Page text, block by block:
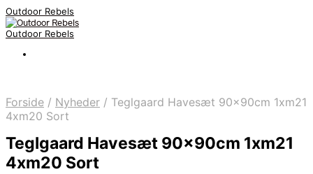
Outdoor Rebels
Outdoor Rebels
Forside / Nyheder / Teglgaard Havesæt 90x90cm 1xm21
4xm20 Sort
Teglgaard Havesæt 90x90cm 1xm21
4xm20 Sort